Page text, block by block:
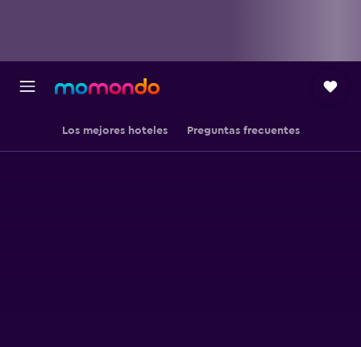
Los mejores hoteles Preguntas frecuentes